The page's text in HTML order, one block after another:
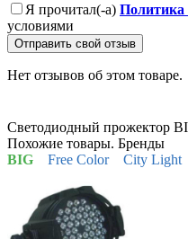
Я прочитал(-а) Политика
условиями
Отправить свой отзыв
Нет отзывов об этом товаре.
Светодиодный прожектор
Похожие товары. Бренды
BIG
Free Color City Light